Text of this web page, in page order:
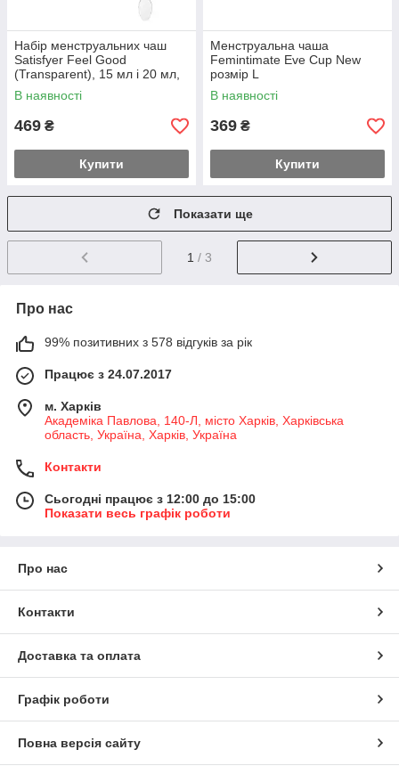
Набір менструальних чаш
Satisfyer Feel Good
(Transparent), 15 мл і 20 мл,
мішечок для зберігання
В наявності
469 ₴
Купити
Менструальна чаша
Femintimate Eve Cup New
розмір L
В наявності
369 ₴
Купити
Показати ще
1 / 3
Про нас
99% позитивних з 578 відгуків за рік
Працює з 24.07.2017
м. Харків
Академіка Павлова, 140-Л, місто Харків, Харківська
область, Україна, Харків, Україна
Контакти
Сьогодні працює з 12:00 до 15:00
Показати весь графік роботи
Про нас
Контакти
Доставка та оплата
Графік роботи
Повна версія сайту